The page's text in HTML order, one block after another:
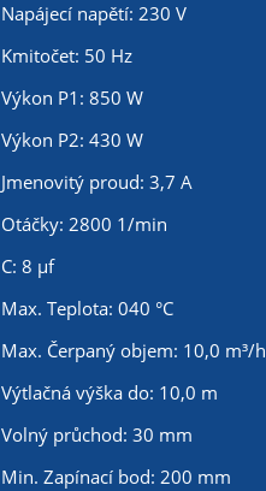
Napájecí napětí: 230 V
Kmitočet: 50 Hz
Výkon P1: 850 W
Výkon P2: 430 W
Jmenovitý proud: 3,7 A
Otáčky: 2800 1/min
C: 8 µf
Max. Teplota: 040 °C
Max. Čerpaný objem: 10,0 m³/h
Výtlačná výška do: 10,0 m
Volný průchod: 30 mm
Min. Zapínací bod: 200 mm